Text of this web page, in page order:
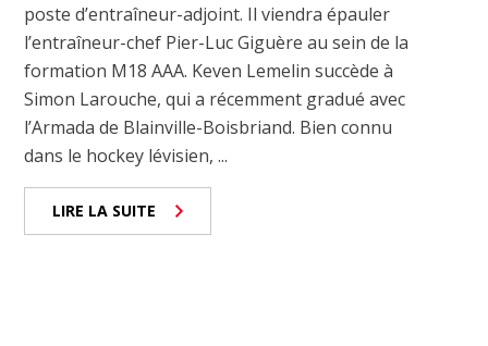
poste d’entraîneur-adjoint. Il viendra épauler
l’entraîneur-chef Pier-Luc Giguère au sein de la
formation M18 AAA. Keven Lemelin succède à
Simon Larouche, qui a récemment gradué avec
l’Armada de Blainville-Boisbriand. Bien connu
dans le hockey lévisien, ...
LIRE LA SUITE